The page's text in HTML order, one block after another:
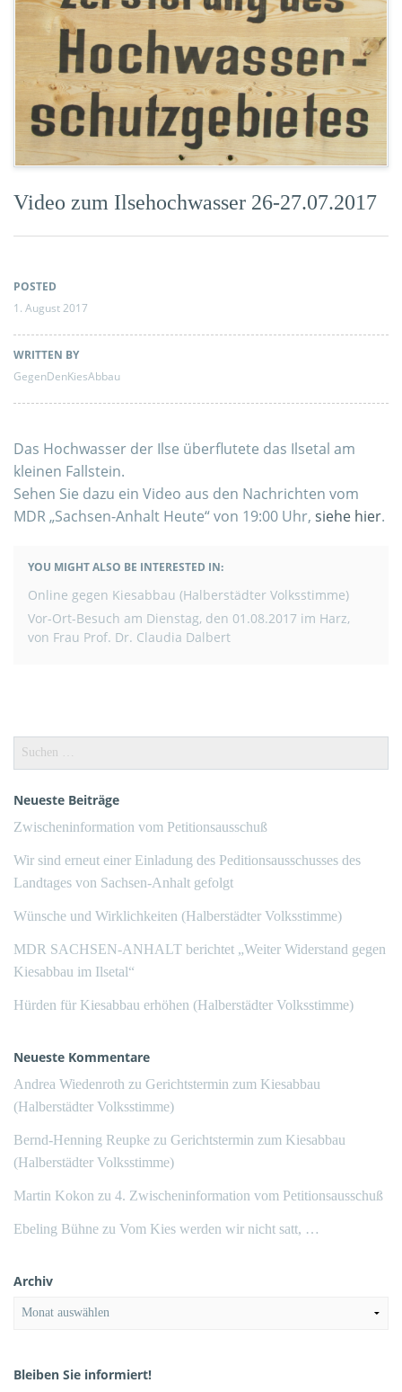
Video zum Ilsehochwasser 26-27.07.2017
POSTED
1. August 2017
WRITTEN BY
GegenDenKiesAbbau
Das Hochwasser der Ilse überflutete das Ilsetal am
kleinen Fallstein.
Sehen Sie dazu ein Video aus den Nachrichten vom
MDR „Sachsen-Anhalt Heute“ von 19:00 Uhr, siehe hier.
YOU MIGHT ALSO BE INTERESTED IN:
BEITRAGSNAVIGATION
Online gegen Kiesabbau (Halberstädter Volksstimme)
Vor-Ort-Besuch am Dienstag, den 01.08.2017 im Harz,
von Frau Prof. Dr. Claudia Dalbert
Suchen
Neueste Beiträge
Zwischeninformation vom Petitionsausschuß
Wir sind erneut einer Einladung des Peditionsausschusses des
Landtages von Sachsen-Anhalt gefolgt
Wünsche und Wirklichkeiten (Halberstädter Volksstimme)
MDR SACHSEN-ANHALT berichtet „Weiter Widerstand gegen
Kiesabbau im Ilsetal“
Hürden für Kiesabbau erhöhen (Halberstädter Volksstimme)
Neueste Kommentare
Andrea Wiedenroth zu Gerichtstermin zum Kiesabbau
(Halberstädter Volksstimme)
Bernd-Henning Reupke zu Gerichtstermin zum Kiesabbau
(Halberstädter Volksstimme)
Martin Kokon zu 4. Zwischeninformation vom Petitionsausschuß
Ebeling Bühne zu Vom Kies werden wir nicht satt, …
Archiv
Archiv
Bleiben Sie informiert!